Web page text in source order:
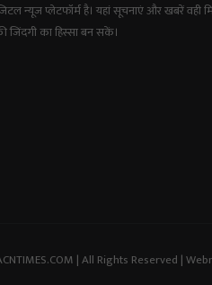
न्यूज प्लेटफॉर्म है। यहां सूचनाएं और खबरें वही
जिंदगी का हिस्सा बन सकें।
| All Rights Reserved |